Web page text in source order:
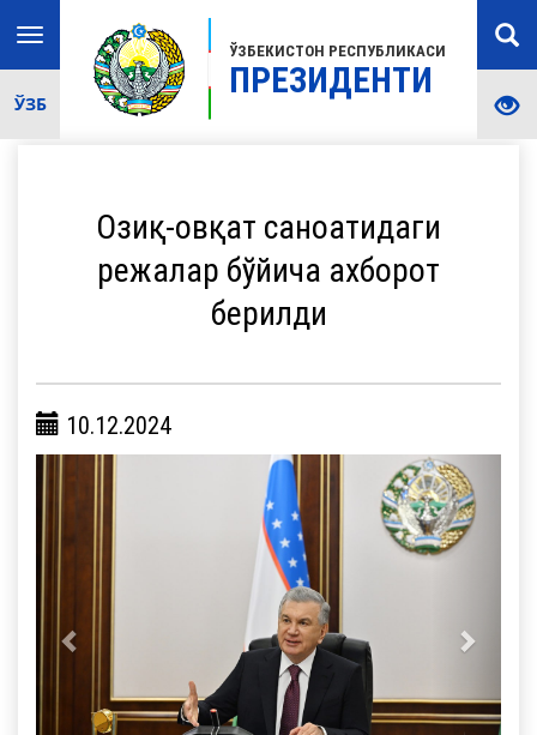
ЎЗБЕКИСТОН РЕСПУБЛИКАСИ
ПРЕЗИДЕНТИ
Toggle
navigation
ЎЗБ
Озиқ-овқат саноатидаги
режалар бўйича ахборот
берилди
10.12.2024